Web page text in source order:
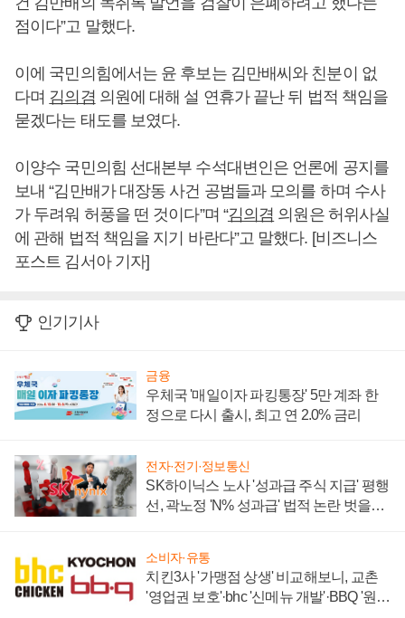
점이다”고 말했다.
이에 국민의힘에서는 윤 후보는 김만배씨와 친분이 없
다며 김의겸 의원에 대해 설 연휴가 끝난 뒤 법적 책임을
묻겠다는 태도를 보였다.
이양수 국민의힘 선대본부 수석대변인은 언론에 공지를
보내 “김만배가 대장동 사건 공범들과 모의를 하며 수사
가 두려워 허풍을 떤 것이다”며 “김의겸 의원은 허위사실
에 관해 법적 책임을 지기 바란다”고 말했다. [비즈니스
포스트 김서아 기자]
인기기사
금융
우체국 '매일이자 파킹통장' 5만 계좌 한
정으로 다시 출시, 최고 연 2.0% 금리
전자·전기·정보통신
SK하이닉스 노사 '성과급 주식 지급' 평행
선, 곽노정 'N% 성과급' 법적 논란 벗을지
소비자·유통
치킨3사 '가맹점 상생' 비교해보니, 교촌
'영업권 보호'·bhc '신메뉴 개발'·BBQ '원가